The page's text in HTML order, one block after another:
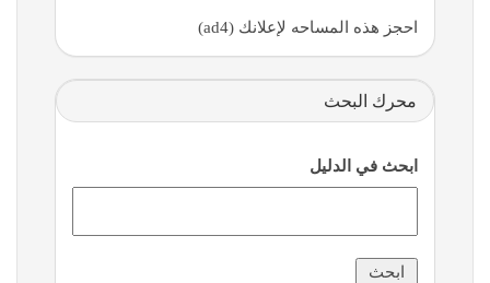
احجز هذه المساحه لإعلانك (ad4)
محرك البحث
ابحث في الدليل